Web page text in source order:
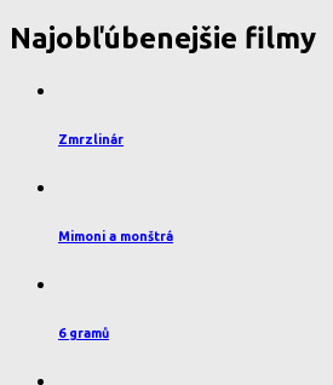
Najobľúbenejšie filmy
Zmrzlinár
Mimoni a monštrá
6 gramů